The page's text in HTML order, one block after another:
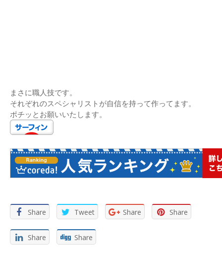
まさに職人技です。
それぞれのスペシャリストが自信を持って作ってます。
ポチッとお願いいたします。
Share Tweet Share Share
Share Share